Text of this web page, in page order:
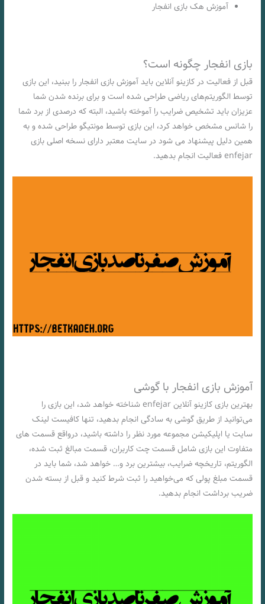
آموزش هک بازی انفجار
بازی انفجار چگونه است؟
قبل از فعالیت در کازینو آنلاین باید آموزش بازی انفجار را ببنید، این بازی
توسط الگوریتم‌های ریاضی طراحی شده است و برای برنده شدن شما
عزیزان باید تشخیص ضرایب را آموخته باشید، البته که درصدی از برد شما
را شانس مشخص خواهد کرد، این بازی توسط مونتیگو طراحی شده و به
همین دلیل پیشنهاد می شود در سایت معتبر دارای نسخه اصلی بازی
enfejar فعالیت انجام بدهید.
آموزش بازی انفجار با گوشی
بهترین بازی کازینو آنلاين enfejar شناخته خواهد شد، این بازی را
می‌توانید از طریق گوشی به سادگی انجام بدهید، تنها کافیست لینک
سایت یا اپلیکیشن مجموعه مورد نظر را داشته باشید، درواقع قسمت های
متفاوت این بازی شامل قسمت چت کاربران، قسمت مبالغ ثبت شده،
الگوریتم، تاریخچه ضرایب، بیشترین برد و… خواهد شد، شما باید در
قسمت مبلغ پولی که می‌خواهید را ثبت شرط کنید و قبل از بسته شدن
ضریب برداشت انجام بدهید.